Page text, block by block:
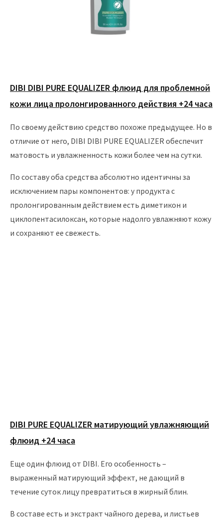
DIBI DIBI PURE EQUALIZER флюид для проблемной
кожи лица пролонгированного действия +24 часа
По своему действию средство похоже предыдущее. Но в
отличие от него, DIBI DIBI PURE EQUALIZER обеспечит
матовость и увлажненность кожи более чем на сутки.
По составу оба средства абсолютно идентичны за
исключением пары компонентов: у продукта с
пролонгированным действием есть диметикон и
циклопентасилоксан, которые надолго увлажняют кожу
и сохраняют ее свежесть.
DIBI PURE EQUALIZER матирующий увлажняющий
флюид +24 часа
Еще один флюид от DIBI. Его особенность –
выраженный матирующий эффект, не дающий в
течение суток лицу превратиться в жирный блин.
В составе есть и экстракт чайного дерева, и листьев